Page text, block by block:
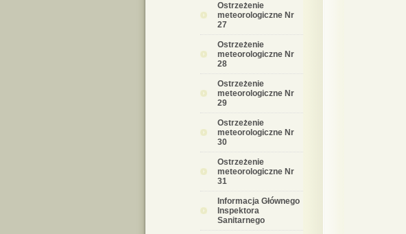
Ostrzeżenie
meteorologiczne Nr
27
Ostrzeżenie
meteorologiczne Nr
28
Ostrzeżenie
meteorologiczne Nr
29
Ostrzeżenie
meteorologiczne Nr
30
Ostrzeżenie
meteorologiczne Nr
31
Informacja Głównego
Inspektora
Sanitarnego